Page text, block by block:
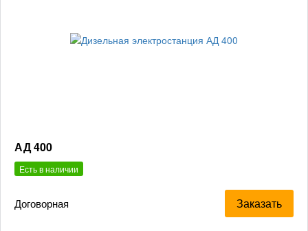
АД 400
Есть в наличии
Договорная Заказать